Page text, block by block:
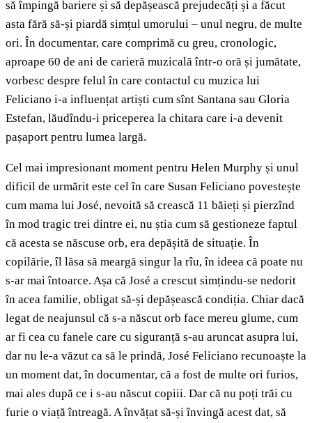
să împingă bariere și să depășească prejudecăți și a făcut
asta fără să-și piardă simțul umorului – unul negru, de multe
ori. În documentar, care comprimă cu greu, cronologic,
aproape 60 de ani de carieră muzicală într-o oră și jumătate,
vorbesc despre felul în care contactul cu muzica lui
Feliciano i-a influențat artiști cum sînt Santana sau Gloria
Estefan, lăudîndu-i priceperea la chitara care i-a devenit
pașaport pentru lumea largă.
Cel mai impresionant moment pentru Helen Murphy și unul
dificil de urmărit este cel în care Susan Feliciano povestește
cum mama lui José, nevoită să crească 11 băieți și pierzînd
în mod tragic trei dintre ei, nu știa cum să gestioneze faptul
că acesta se născuse orb, era depășită de situație. În
copilărie, îl lăsa să meargă singur la rîu, în ideea că poate nu
s-ar mai întoarce. Așa că José a crescut simțindu-se nedorit
în acea familie, obligat să-și depășească condiția. Chiar dacă
legat de neajunsul că s-a născut orb face mereu glume, cum
ar fi cea cu fanele care cu siguranță s-au aruncat asupra lui,
dar nu le-a văzut ca să le prindă, José Feliciano recunoaște la
un moment dat, în documentar, că a fost de multe ori furios,
mai ales după ce i s-au născut copiii. Dar că nu poți trăi cu
furie o viață întreagă. A învățat să-și învingă acest dat, să